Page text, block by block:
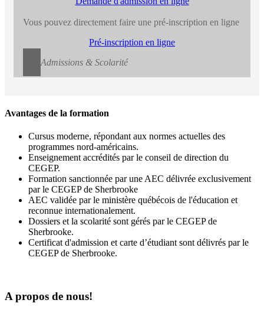
Vous pouvez directement faire une pré-inscription en ligne
Pré-inscription en ligne
Admissions & Scolarité
Avantages de la formation
Cursus moderne, répondant aux normes actuelles des
programmes nord-américains.
Enseignement accrédités par le conseil de direction du
CEGEP.
Formation sanctionnée par une AEC délivrée exclusivement
par le CEGEP de Sherbrooke
AEC validée par le ministère québécois de l'éducation et
reconnue internationalement.
Dossiers et la scolarité sont gérés par le CEGEP de
Sherbrooke.
Certificat d'admission et carte d’étudiant sont délivrés par le
CEGEP de Sherbrooke.
A propos de nous!